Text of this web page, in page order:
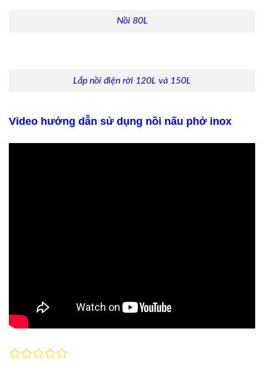
Nồi 80L
Lắp nồi điện rời 120L và 150L
Video hướng dẫn sử dụng nồi nấu phở inox